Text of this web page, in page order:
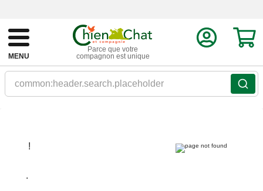
MENU
Parce que votre
compagnon est unique
common:header.search.placeholder
!
.